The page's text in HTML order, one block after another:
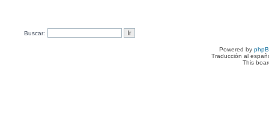
Buscar:
Powered by
Traducción al
This